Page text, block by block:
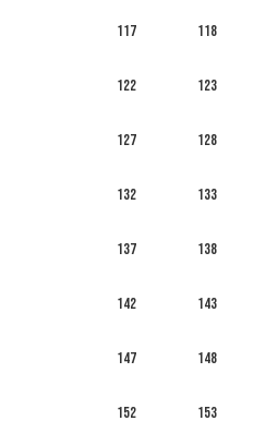
117 118
122 123
127 128
132 133
137 138
142 143
147 148
152 153